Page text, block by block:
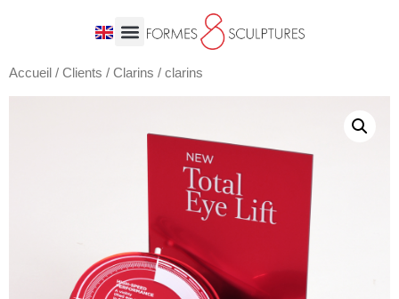
Accueil / Clients / Clarins / clarins